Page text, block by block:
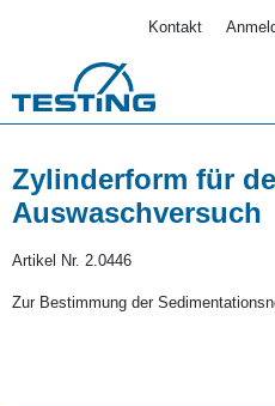
Kontakt
Zylinderform für
Auswaschversuch
Artikel Nr. 2.0446
Zur Bestimmung der